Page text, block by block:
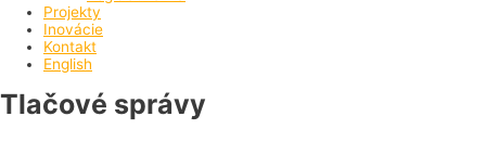
Projekty
Inovácie
Kontakt
English
Tlačové správy